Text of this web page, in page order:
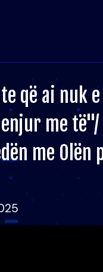
që ai nuk
me të"/
me Olën